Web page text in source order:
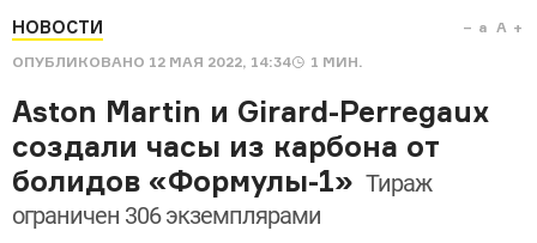
НОВОСТИ
ОПУБЛИКОВАНО 12 МАЯ 2022, 14:34 1 МИН.
a A
Aston Martin и Girard-Perregaux
создали часы из карбона от
болидов «Формулы-1» Тираж
ограничен 306 экземплярами